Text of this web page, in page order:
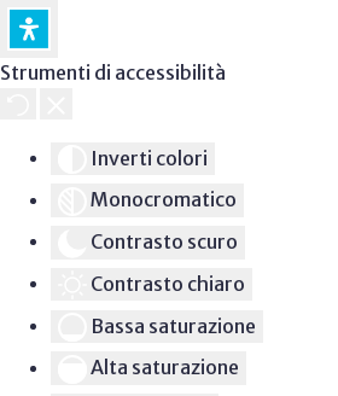
Strumenti di accessibilità
Inverti colori
Monocromatico
Contrasto scuro
Contrasto chiaro
Bassa saturazione
Alta saturazione